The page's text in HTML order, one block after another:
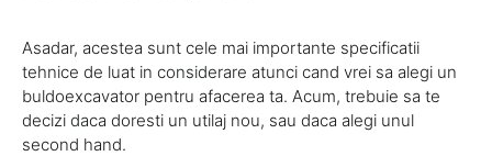
Asadar, acestea sunt cele mai importante specificatii
tehnice de luat in considerare atunci cand vrei sa alegi un
buldoexcavator pentru afacerea ta. Acum, trebuie sa te
decizi daca doresti un utilaj nou, sau daca alegi unul
second hand.